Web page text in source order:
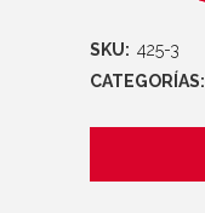
SKU: 425-3
CATEGORÍAS: